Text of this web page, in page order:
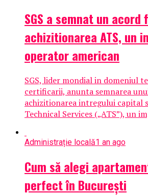
SGS a semnat un
achizitionarea ATS, un
operator american
SGS, lider mondial in domeniul
certificarii, anunta semnarea
achizitionarea intregului capital
Technical Services („ATS”), un
Administrație locală1 an ago
Cum să alegi
perfect în București